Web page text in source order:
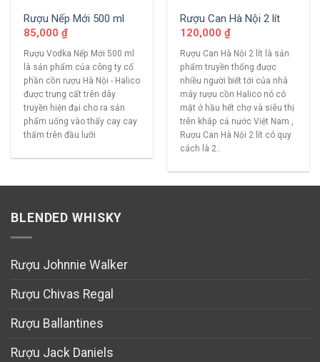
Rượu Nếp Mới 500 ml
85,000 ₫
Rượu Vodka Nếp Mới 500 ml
là sản phẩm của công ty cổ
phần cồn rượu Hà Nội - Halico
được trưng cất trên dây
truyền hiện đại cho ra sản
phẩm uống vào thấy cay cay
thấm trên đầu lưỡi
Rượu Can Hà Nội 2 lít
120,000 ₫
Rượu Can Hà Nội 2 lít là sản
phẩm truyền thống được
nhiều người biết tới của nhà
máy rượu cồn Halico nó có
mặt ở hầu hết chợ và siêu thị
trên khắp cả nước Việt Nam ,
Rượu Can Hà Nội 2 lít có quy
cách là 2..
BLENDED WHISKY
Rượu Johnnie Walker
Rượu Chivas Regal
Rượu Ballantines
Rượu Jack Daniels